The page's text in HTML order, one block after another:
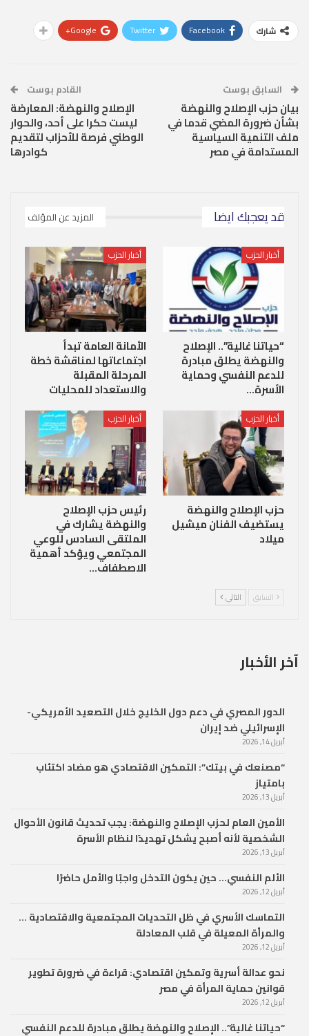
شارك Facebook
Twitter
Google+
السابق بوست
بيان حزب الإصلاح والنهضة
بشأن ضرورة المضي قدما في
ملف التنمية السياسية
المستدامة في مصر
القادم بوست
الإصلاح والنهضة: المعارضة
ليست حكرا على أحد، والحوار
الوطني فرصة للأحزاب لتقديم
كوادرها
قد يعجبك ايضا المزيد عن المؤلف
أخبار الحزب
“حياتنا غالية”.. الإصلاح
والنهضة يطلق مبادرة
للدعم النفسي وحماية
الأسرة…
أخبار الحزب
الأمانة العامة تبدأ
اجتماعاتها لمناقشة خطة
المرحلة المقبلة
والاستعداد للمحليات
أخبار الحزب
حزب الإصلاح والنهضة
يستضيف الفنان ميشيل
ميلاد
أخبار الحزب
رئيس حزب الإصلاح
والنهضة يشارك في
الملتقى السادس للوعي
المجتمعي ويؤكد أهمية
الاصطفاف…
السابق التالي
آخر الأخبار
الدور المصري في دعم دول الخليج خلال التصعيد الأمريكي-
الإسرائيلي ضد إيران
أبريل 14, 2026
“مصنعك في بيتك”: التمكين الاقتصادي هو مضاد اكتئاب
بامتياز
أبريل 13, 2026
الأمين العام لحزب الإصلاح والنهضة: يجب تحديث قانون الأحوال
الشخصية لأنه أصبح يشكل تهديدًا لنظام الأسرة
أبريل 13, 2026
الألم النفسي… حين يكون التدخل واجبًا والأمل حاضرًا
أبريل 12, 2026
التماسك الأسري في ظل التحديات المجتمعية والاقتصادية …
والمرأة المعيلة في قلب المعادلة
أبريل 12, 2026
نحو عدالة أسرية وتمكين اقتصادي: قراءة في ضرورة تطوير
قوانين حماية المرأة في مصر
أبريل 12, 2026
“حياتنا غالية”.. الإصلاح والنهضة يطلق مبادرة للدعم النفسي